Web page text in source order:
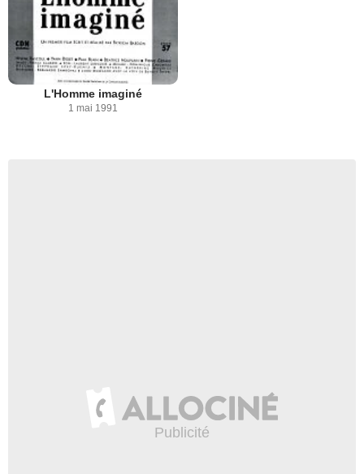
L'Homme imaginé
1 mai 1991